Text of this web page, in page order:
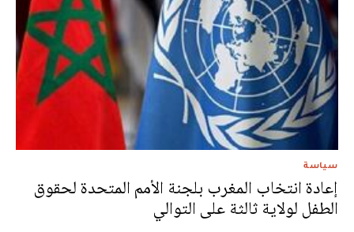
سياسة
إعادة انتخاب المغرب بلجنة الأمم المتحدة لحقوق
الطفل لولاية ثالثة على التوالي